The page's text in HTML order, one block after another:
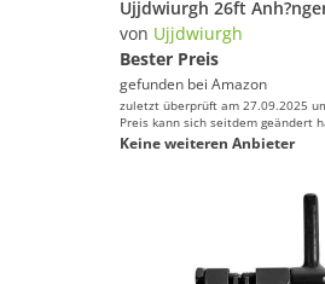
von Ujjdwiurgh
Bester Preis
gefunden bei Amazon
zuletzt überprüft am 27.09.2025
Preis kann sich seitdem geändert
Keine weiteren Anbieter